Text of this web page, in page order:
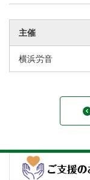
主催
横浜労音